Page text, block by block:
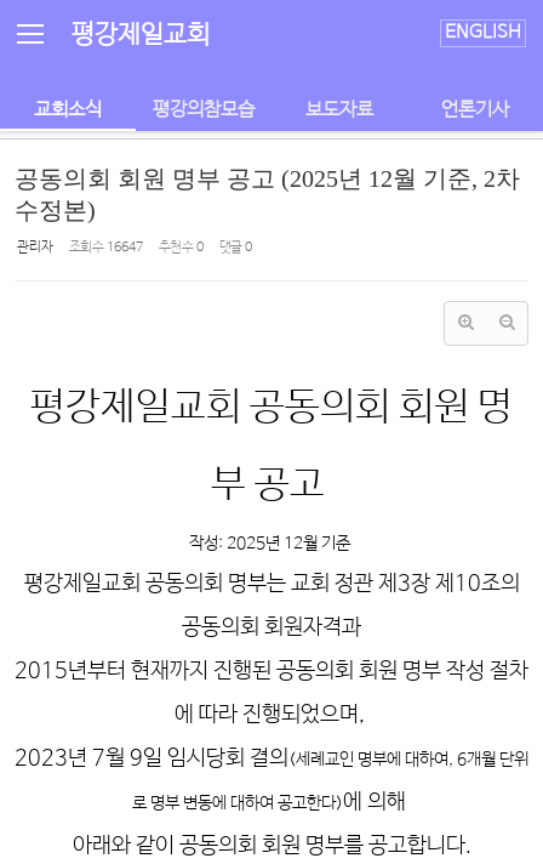
평강제일교회 ENGLISH
교회소식 평강의참모습 보도자료 언론기사
공동의회 회원 명부 공고 (2025년 12월 기준, 2차
수정본)
관리자 조회 수 16647 추천 수0 댓글0
평강제일교회 공동의회 회원 명
부 공고
작성: 2025년 12월 기준
평강제일교회 공동의회 명부는 교회 정관 제3장 제10조의
공동의회 회원자격과
2015년부터 현재까지 진행된 공동의회 회원 명부 작성 절차
에 따라 진행되었으며,
2023년 7월 9일 임시당회 결의 (세례교인 명부에 대하여, 6개월 단위
로 명부 변동에 대하여 공고한다)에 의해
아래와 같이 공동의회 회원 명부를 공고합니다.